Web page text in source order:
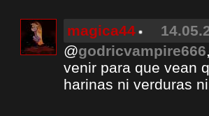
magica44
@godricvampire666
venir para que vean
harinas ni verduras